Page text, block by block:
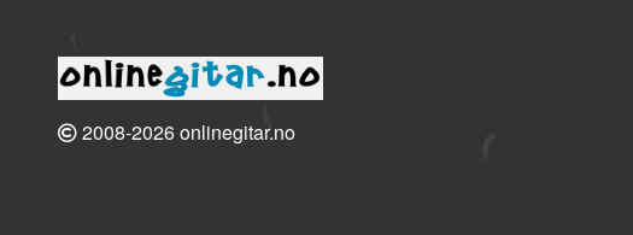
2008-2026 onlinegitar.no